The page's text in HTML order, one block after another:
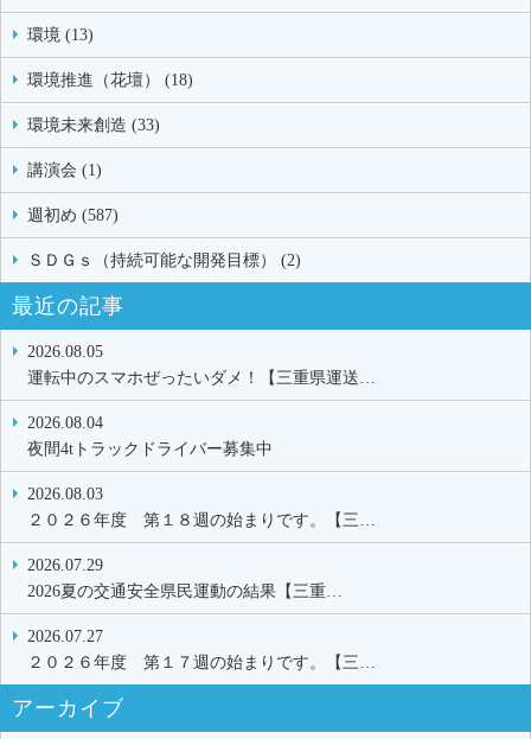
環境 (13)
環境推進（花壇） (18)
環境未来創造 (33)
講演会 (1)
週初め (587)
ＳＤＧｓ（持続可能な開発目標） (2)
最近の記事
2026.08.05
運転中のスマホぜったいダメ！【三重県運送…
2026.08.04
夜間4tトラックドライバー募集中
2026.08.03
２０２６年度 第１８週の始まりです。【三…
2026.07.29
2026夏の交通安全県民運動の結果【三重…
2026.07.27
２０２６年度 第１７週の始まりです。【三…
アーカイブ